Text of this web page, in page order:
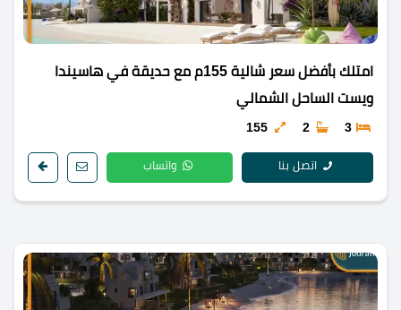
امتلك بأفضل سعر شالية 155م مع حديقة في هاسيندا
ويست الساحل الشمالي
3
2
155
اتصل بنا واتساب